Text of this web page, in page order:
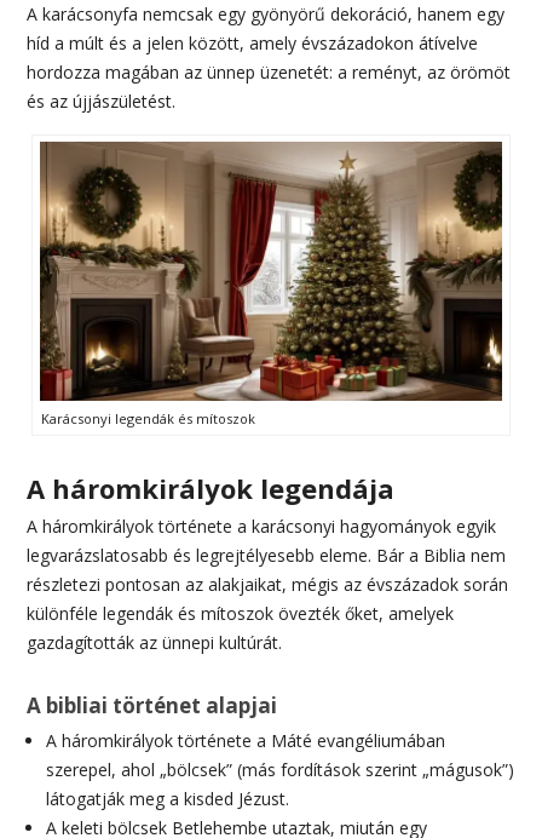
A karácsonyfa nemcsak egy gyönyörű dekoráció, hanem egy
híd a múlt és a jelen között, amely évszázadokon átívelve
hordozza magában az ünnep üzenetét: a reményt, az örömöt
és az újjászületést.
Karácsonyi legendák és mítoszok
A háromkirályok legendája
A háromkirályok története a karácsonyi hagyományok egyik
legvarázslatosabb és legrejtélyesebb eleme. Bár a Biblia nem
részletezi pontosan az alakjaikat, mégis az évszázadok során
különféle legendák és mítoszok övezték őket, amelyek
gazdagították az ünnepi kultúrát.
A bibliai történet alapjai
A háromkirályok története a Máté evangéliumában
szerepel, ahol „bölcsek” (más fordítások szerint „mágusok”)
látogatják meg a kisded Jézust.
A keleti bölcsek Betlehembe utaztak, miután egy